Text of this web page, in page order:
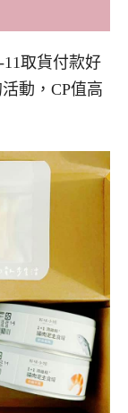
取貨付款好
動，CP值高